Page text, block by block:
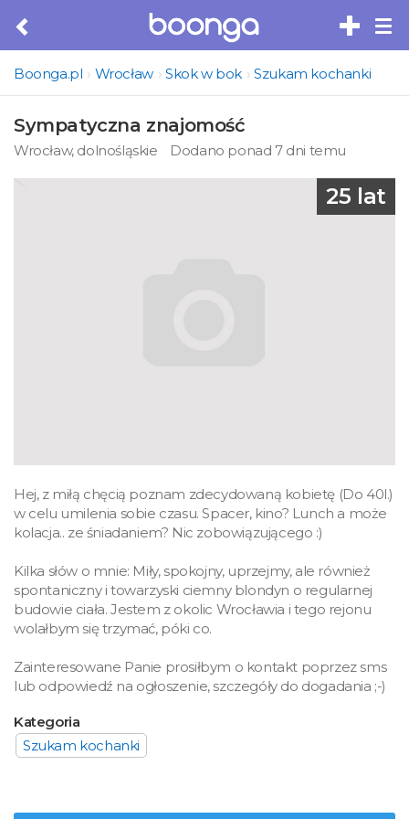
Boonga.pl
Wrocław Skok w bok Szukam kochanki
Sympatyczna znajomość
Wrocław, dolnośląskie Dodano ponad 7 dni temu
25 lat
Hej, z miłą chęcią poznam zdecydowaną kobietę (Do 40l.)
w celu umilenia sobie czasu. Spacer, kino? Lunch a może
kolacja.. ze śniadaniem? Nic zobowiązującego :)
Kilka słów o mnie: Miły, spokojny, uprzejmy, ale również
spontaniczny i towarzyski ciemny blondyn o regularnej
budowie ciała. Jestem z okolic Wrocławia i tego rejonu
wolałbym się trzymać, póki co.
Zainteresowane Panie prosiłbym o kontakt poprzez sms
lub odpowiedź na ogłoszenie, szczegóły do dogadania ;-)
Kategoria
Szukam kochanki